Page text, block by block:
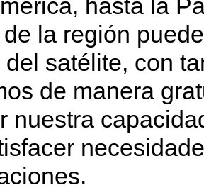
la región
del satélite, con
de manera
nuestra